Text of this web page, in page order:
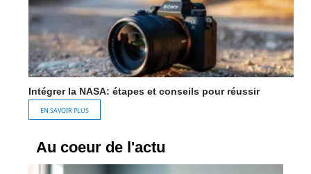
Intégrer la NASA: étapes et conseils pour réussir
EN SAVOIR PLUS
Au coeur de l'actu